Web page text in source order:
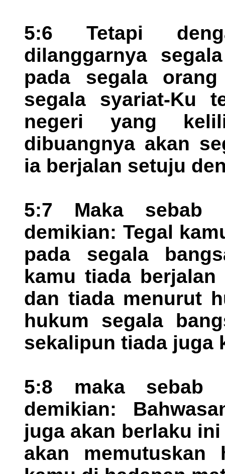
5:6 Tetapi
dilanggarnya
pada segala
segala syariat-Ku
negeri yang
dibuangnya akan
ia berjalan setuju
5:7 Maka sebab
demikian: Tegal
pada segala
kamu tiada
dan tiada menurut
hukum segala
sekalipun tiada juga
5:8 maka sebab
demikian:
juga akan berlaku
akan memutuskan